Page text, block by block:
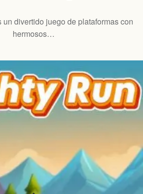
divertido juego de plataformas con
hermosos…